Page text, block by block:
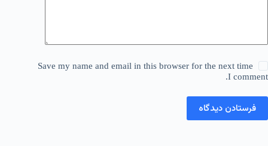
Save my name and email in this browser for the next time
I comment.
فرستادن دیدگاه